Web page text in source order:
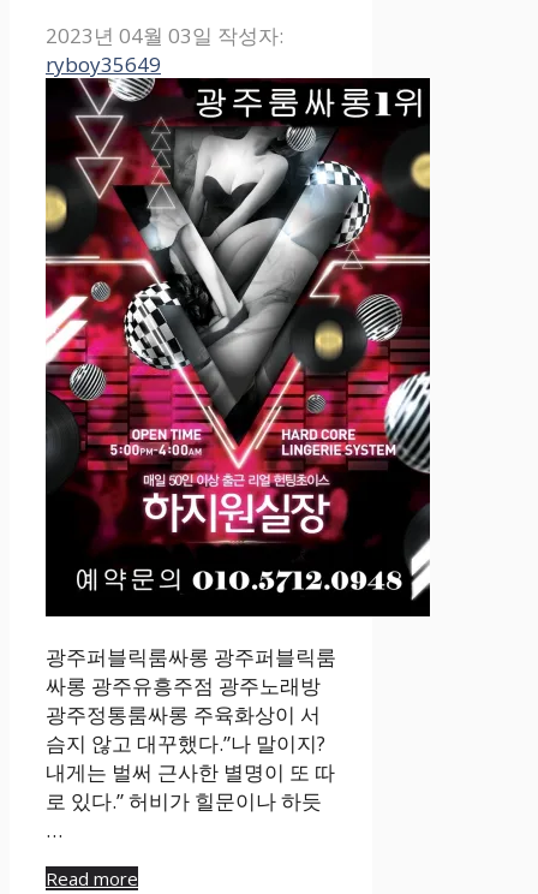
2023년 04월 03일 작성자:
ryboy35649
광주퍼블릭룸싸롱 광주퍼블릭룸
싸롱 광주유흥주점 광주노래방
광주정통룸싸롱 주육화상이 서
슴지 않고 대꾸했다.”나 말이지?
내게는 벌써 근사한 별명이 또 따
로 있다.” 허비가 힐문이나 하듯
…
Read more